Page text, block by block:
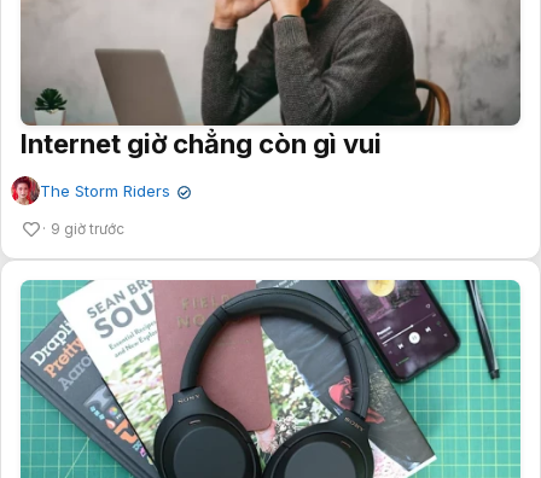
Internet giờ chẳng còn gì vui
The Storm Riders ✔
9 giờ trước